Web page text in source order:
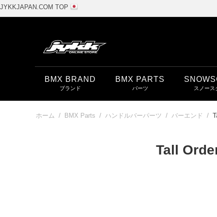
JYKKJAPAN.COM TOP
BMX BRAND BMX PARTS
ホーム / BMX Parts / ハンドルバーパーツ / バーエンド /
Tall